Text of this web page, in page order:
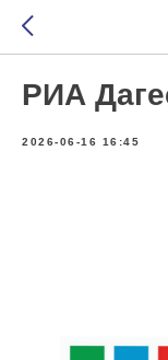
РИА
2026-06-16 16:45